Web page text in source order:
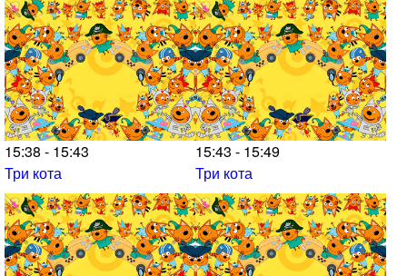
15:38 - 15:43
Три кота
15:43 - 15:49
Три кота